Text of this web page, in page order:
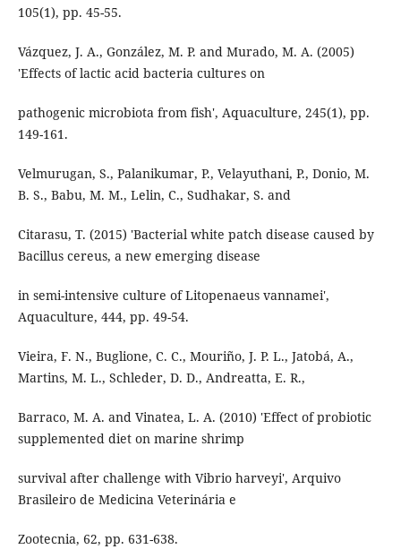
105(1), pp. 45-55.
Vázquez, J. A., González, M. P. and Murado, M. A. (2005)
'Effects of lactic acid bacteria cultures on
pathogenic microbiota from fish', Aquaculture, 245(1), pp.
149-161.
Velmurugan, S., Palanikumar, P., Velayuthani, P., Donio, M.
B. S., Babu, M. M., Lelin, C., Sudhakar, S. and
Citarasu, T. (2015) 'Bacterial white patch disease caused by
Bacillus cereus, a new emerging disease
in semi-intensive culture of Litopenaeus vannamei',
Aquaculture, 444, pp. 49-54.
Vieira, F. N., Buglione, C. C., Mouriño, J. P. L., Jatobá, A.,
Martins, M. L., Schleder, D. D., Andreatta, E. R.,
Barraco, M. A. and Vinatea, L. A. (2010) 'Effect of probiotic
supplemented diet on marine shrimp
survival after challenge with Vibrio harveyi', Arquivo
Brasileiro de Medicina Veterinária e
Zootecnia, 62, pp. 631-638.